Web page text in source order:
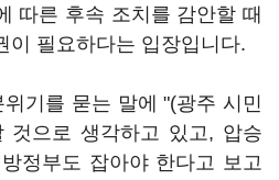
따른 후속 조치를 감안할 때
이 필요하다는 입장입니다.
기를 묻는 말에 "(광주 시민
것으로 생각하고 있고, 압승
정부도 잡아야 한다고 보고